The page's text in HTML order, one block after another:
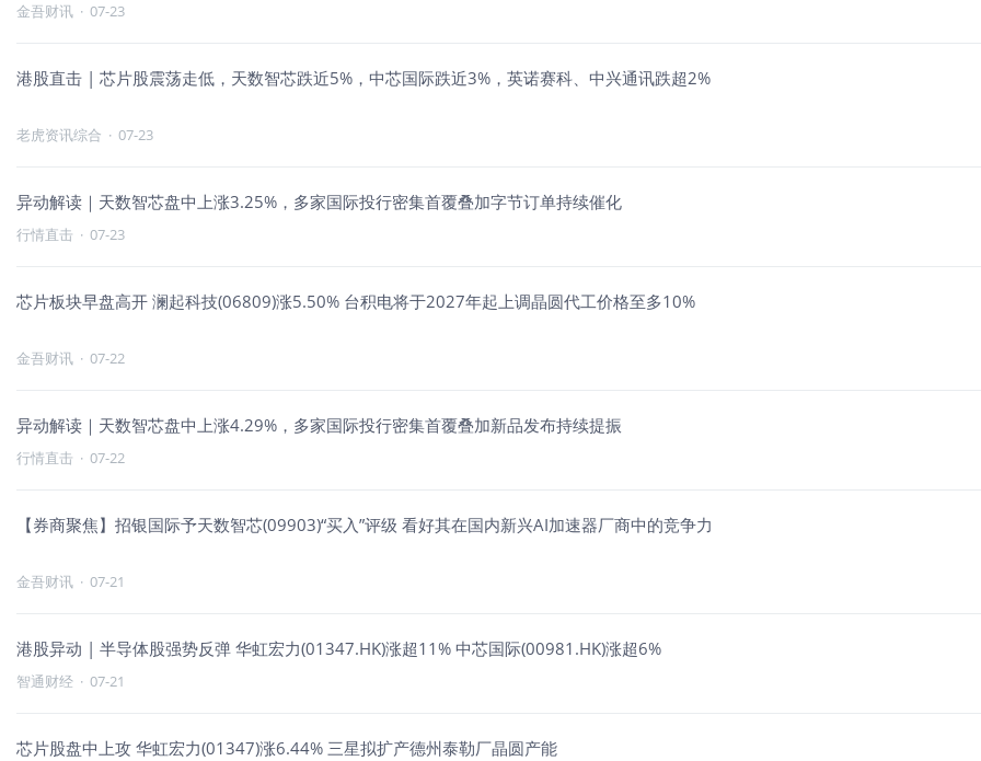
金吾财讯 · 07-23
港股直击 | 芯片股震荡走低，天数智芯跌近5%，中芯国际跌近3%，英诺赛科、中兴通讯跌超2%
老虎资讯综合 · 07-23
异动解读｜天数智芯盘中上涨3.25%，多家国际投行密集首覆叠加字节订单持续催化
行情直击 · 07-23
芯片板块早盘高开 澜起科技(06809)涨5.50% 台积电将于2027年起上调晶圆代工价格至多10%
金吾财讯 · 07-22
异动解读｜天数智芯盘中上涨4.29%，多家国际投行密集首覆叠加新品发布持续提振
行情直击 · 07-22
【券商聚焦】招银国际予天数智芯(09903)“买入”评级 看好其在国内新兴AI加速器厂商中的竞争力
金吾财讯 · 07-21
港股异动 | 半导体股强势反弹 华虹宏力(01347.HK)涨超11% 中芯国际(00981.HK)涨超6%
智通财经 · 07-21
芯片股盘中上攻 华虹宏力(01347)涨6.44% 三星拟扩产德州泰勒厂晶圆产能